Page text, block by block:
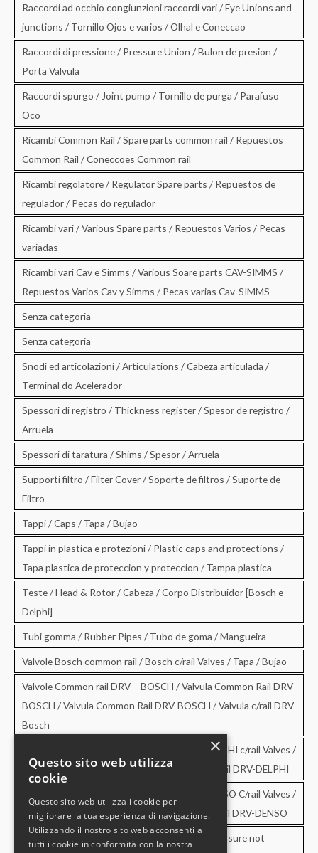
Raccordi ad occhio congiunzioni raccordi vari / Eye Unions and
junctions / Tornillo Ojos e varios / Olhal e Coneccao
Raccordi di pressione / Pressure Union / Bulon de presion /
Porta Valvula
Raccordi spurgo / Joint pump / Tornillo de purga / Parafuso
Oco
Ricambi Common Rail / Spare parts common rail / Repuestos
Common Rail / Coneccoes Common rail
Ricambi regolatore / Regulator Spare parts / Repuestos de
regulador / Pecas do regulador
Ricambi vari / Various Spare parts / Repuestos Varios / Pecas
variadas
Ricambi vari Cav e Simms / Various Soare parts CAV-SIMMS /
Repuestos Varios Cav y Simms / Pecas varias Cav-SIMMS
Senza categoria
Senza categoria
Snodi ed articolazioni / Articulations / Cabeza articulada /
Terminal do Acelerador
Spessori di registro / Thickness register / Spesor de registro /
Arruela
Spessori di taratura / Shims / Spesor / Arruela
Supporti filtro / Filter Cover / Soporte de filtros / Suporte de
Filtro
Tappi / Caps / Tapa / Bujao
Tappi in plastica e protezioni / Plastic caps and protections /
Tapa plastica de proteccion y proteccion / Tampa plastica
Teste / Head & Rotor / Cabeza / Corpo Distribuidor [Bosch e
Delphi]
Tubi gomma / Rubber Pipes / Tubo de goma / Mangueira
Valvole Bosch common rail / Bosch c/rail Valves / Tapa / Bujao
Valvole Common rail DRV – BOSCH / Valvula Common Rail DRV-
BOSCH / Valvula Common Rail DRV-BOSCH / Valvula c/rail DRV
Bosch
Valvole Common rail DRV – DELPHI / DRV-DELPHI c/rail Valves /
Valvula Common Rail DRV-DELPHI / Valvula c/rail DRV-DELPHI
Valvole Common rail DRV – DENSO / DRV-DENSO C/rail Valves /
Valvula Common Rail DRV-DENSO / Valvula c/rail DRV-DENSO
Valvole di sovrapressione e di non ritorno / Pressure not
×
Questo sito web utilizza
cookie
Questo sito web utilizza i cookie per
migliorare la tua esperienza di navigazione.
Utilizzando il nostro sito web acconsenti a
tutti i cookie in conformità con la nostra